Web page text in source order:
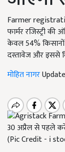
Farmer
फार्मर रजिस्ट्री
केवल 54% किसानों ने
दस्तावेज और इससे
मोहित नागर
30 अप्रैल से पहले
(Pic Credit - i